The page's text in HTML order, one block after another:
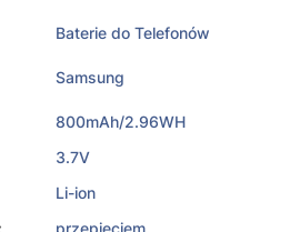
Baterie do Telefonów
Samsung
800mAh/2.96WH
3.7V
Li-ion
przepięciem,